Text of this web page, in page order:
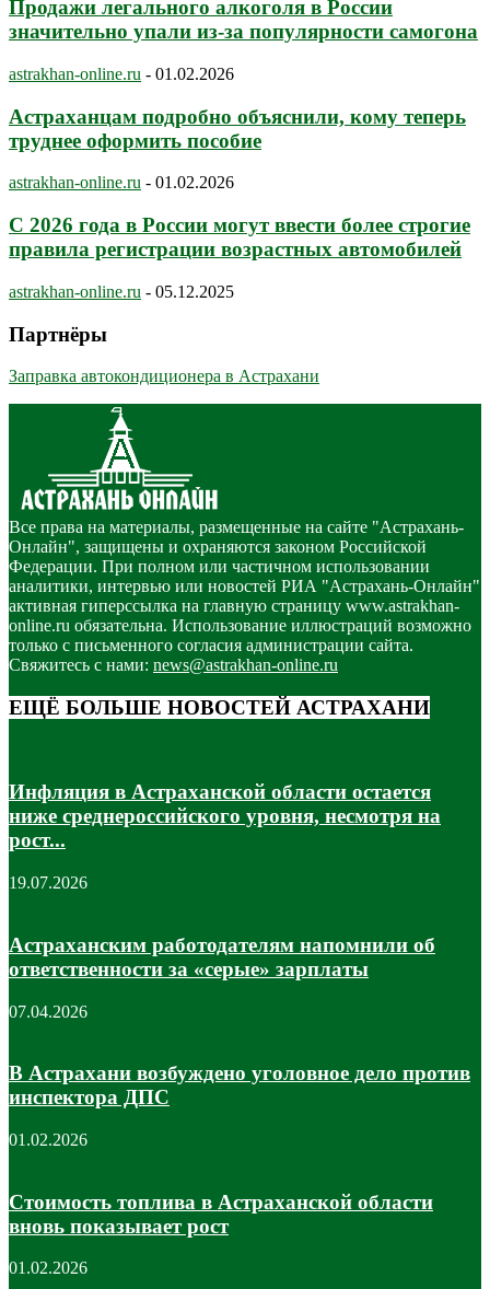
Продажи легального алкоголя в России
значительно упали из-за популярности самогона
astrakhan-online.ru - 01.02.2026
Астраханцам подробно объяснили, кому теперь
труднее оформить пособие
astrakhan-online.ru - 01.02.2026
С 2026 года в России могут ввести более строгие
правила регистрации возрастных автомобилей
astrakhan-online.ru - 05.12.2025
Партнёры
Заправка автокондиционера в Астрахани
Все права на материалы, размещенные на сайте "Астрахань-
Онлайн", защищены и охраняются законом Российской
Федерации. При полном или частичном использовании
аналитики, интервью или новостей РИА "Астрахань-Онлайн"
активная гиперссылка на главную страницу www.astrakhan-
online.ru обязательна. Использование иллюстраций возможно
только с письменного согласия администрации сайта.
Свяжитесь с нами: news@astrakhan-online.ru
ЕЩЁ БОЛЬШЕ НОВОСТЕЙ АСТРАХАНИ
Инфляция в Астраханской области остается
ниже среднероссийского уровня, несмотря на
рост...
19.07.2026
Астраханским работодателям напомнили об
ответственности за «серые» зарплаты
07.04.2026
В Астрахани возбуждено уголовное дело против
инспектора ДПС
01.02.2026
Стоимость топлива в Астраханской области
вновь показывает рост
01.02.2026